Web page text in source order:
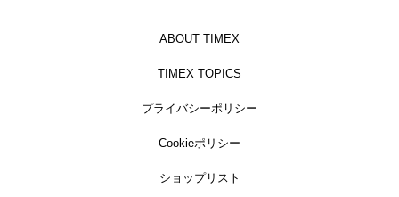
ABOUT TIMEX
TIMEX TOPICS
プライバシーポリシー
Cookieポリシー
ショップリスト